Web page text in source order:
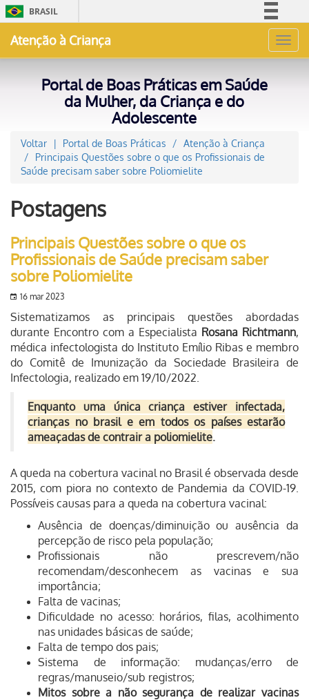
BRASIL
Acesso à informação
Canais
Atenção à Criança
Portal de Boas Práticas em Saúde
da Mulher, da Criança e do
Adolescente
Voltar Portal de Boas Práticas
Atenção à Criança
Principais Questões sobre o que os Profissionais de
Saúde precisam saber sobre Poliomielite
Postagens
Principais Questões sobre o que os
Profissionais de Saúde precisam saber
sobre Poliomielite
16 mar 2023
Sistematizamos as principais questões abordadas
durante Encontro com a Especialista Rosana Richtmann,
médica infectologista do Instituto Emílio Ribas e membro
do Comitê de Imunização da Sociedade Brasileira de
Infectologia, realizado em 19/10/2022.
Enquanto uma única criança estiver infectada,
crianças no brasil e em todos os países estarão
ameaçadas de contrair a poliomielite.
A queda na cobertura vacinal no Brasil é observada desde
2015, com piora no contexto de Pandemia da COVID-19.
Possíveis causas para a queda na cobertura vacinal:
Ausência de doenças/diminuição ou ausência da
percepção de risco pela população;
Profissionais não prescrevem/não
recomendam/desconhecem as vacinas e sua
importância;
Falta de vacinas;
Dificuldade no acesso: horários, filas, acolhimento
nas unidades básicas de saúde;
Falta de tempo dos pais;
Sistema de informação: mudanças/erro de
regras/manuseio/sub registros;
Mitos sobre a não segurança de realizar vacinas